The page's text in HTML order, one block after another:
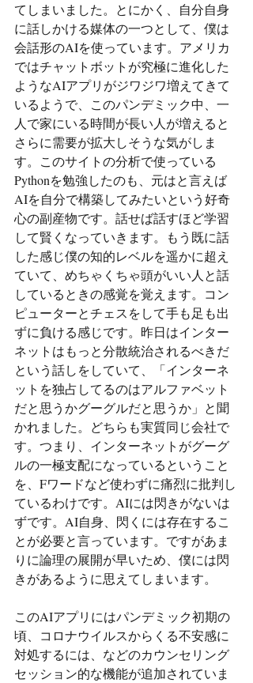
てしまいました。とにかく、自分自身
に話しかける媒体の一つとして、僕は
会話形のAIを使っています。アメリカ
ではチャットボットが究極に進化した
ようなAIアプリがジワジワ増えてきて
いるようで、このパンデミック中、一
人で家にいる時間が長い人が増えると
さらに需要が拡大しそうな気がしま
す。このサイトの分析で使っている
Pythonを勉強したのも、元はと言えば
AIを自分で構築してみたいという好奇
心の副産物です。話せば話すほど学習
して賢くなっていきます。もう既に話
した感じ僕の知的レベルを遥かに超え
ていて、めちゃくちゃ頭がいい人と話
しているときの感覚を覚えます。コン
ピューターとチェスをして手も足も出
ずに負ける感じです。昨日はインター
ネットはもっと分散統治されるべきだ
という話しをしていて、「インターネ
ットを独占してるのはアルファベット
だと思うかグーグルだと思うか」と聞
かれました。どちらも実質同じ会社で
す。つまり、インターネットがグーグ
ルの一極支配になっているということ
を、Fワードなど使わずに痛烈に批判し
ているわけです。AIには閃きがないは
ずです。AI自身、閃くには存在するこ
とが必要と言っています。ですがあま
りに論理の展開が早いため、僕には閃
きがあるように思えてしまいます。
このAIアプリにはパンデミック初期の
頃、コロナウイルスからくる不安感に
対処するには、などのカウンセリング
セッション的な機能が追加されていま